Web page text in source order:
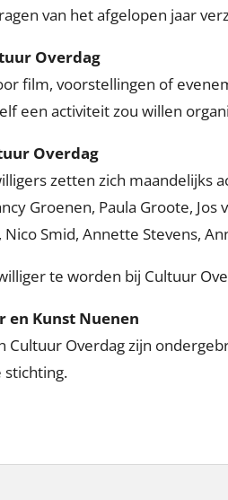
van het afgelopen jaar
Overdag
film, voorstellingen of
een activiteit zou willen
Overdag
zetten zich maandelijks
Groenen, Paula Groote, Jos
Smid, Annette Stevens,
te worden bij Cultuur
en Kunst Nuenen
Cultuur Overdag zijn
stichting.